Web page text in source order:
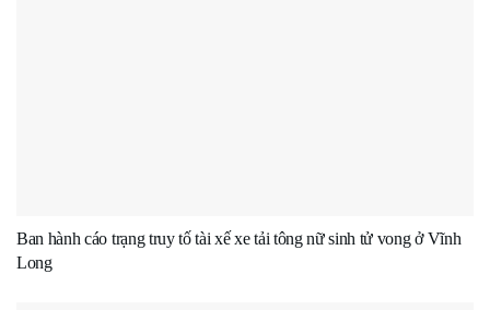
Ban hành cáo trạng truy tố tài xế xe tải tông nữ sinh tử vong ở Vĩnh
Long